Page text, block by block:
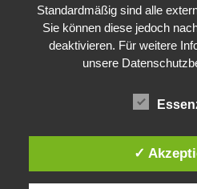
Standardmäßig sind alle
Sie können diese jedoch
deaktivieren. Für weitere
unsere
✓